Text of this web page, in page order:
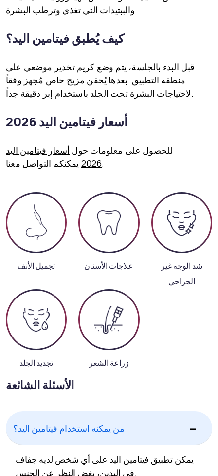
كيف يُطبق فيتامين اليد؟
قبل البدء بالجلسة، يتم وضع كريم تخدير موضعي على
منطقة التطبيق. بعدها يُحقن مزيج خاص مُجهز وفقاً
أسعار فيتامين اليد 2026
للحصول على معلومات حول أسعار فيتامين اليد
2026
تجميل الأنف علاجات الأسنان
شد الوجه غير
الجراحي
تجديد الجلد زراعة الشعر
الأسئلة الشائعة
من يمكنه استخدام فيتامين اليد؟
يمكن تطبيق فيتامين اليد على أي شخص لديه جفاف
في اليدين، بغض النظر عن الجنس.